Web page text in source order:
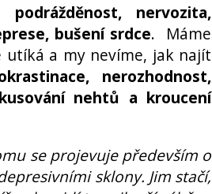
podrážděnost, nervozita,
bušení srdce. Máme
utíká a my nevíme, jak najít
nerozhodnost,
nehtů a kroucení
se projevuje především o
sklony. Jim stačí,